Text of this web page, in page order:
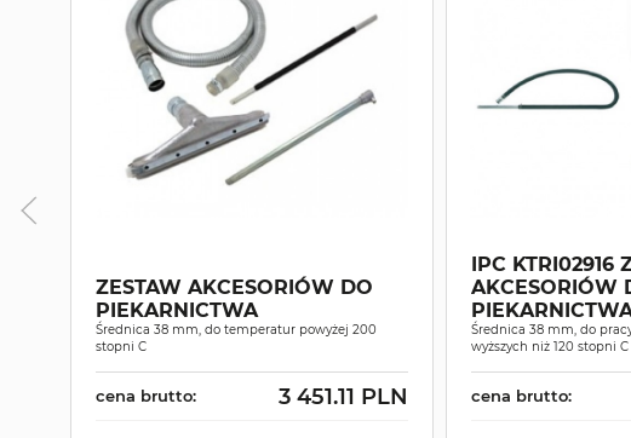
ZESTAW AKCESORIÓW DO
PIEKARNICTWA
Średnica 38 mm, do temperatur powyżej 200
stopni C
cena brutto: 3 451.11 PLN
IPC KTRI02916
AKCESORIÓW
ST. FI 38MM
Średnica 38 mm, do
wyższych niż 120 stopni C
cena brutto: